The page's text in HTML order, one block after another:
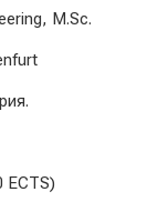
M.Sc.
ECTS)